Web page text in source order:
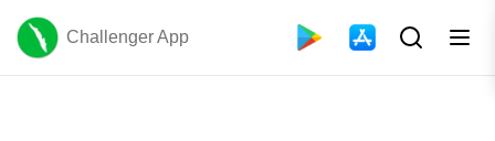
Challenger App